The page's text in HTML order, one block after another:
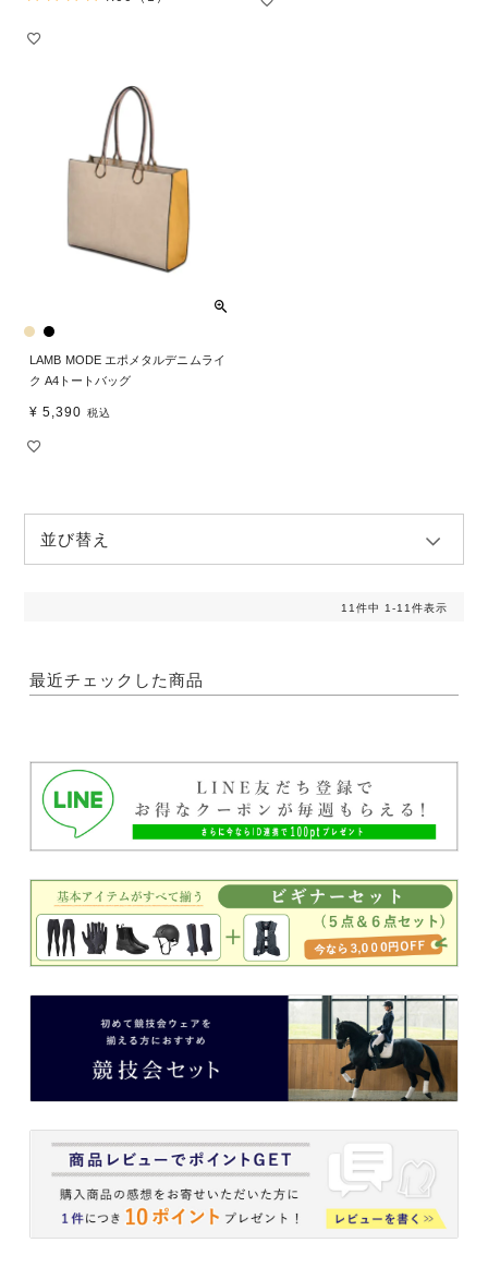
LAMB MODE エポメタルデニムライ
ク A4トートバッグ
¥ 5,390 税込
並び替え
11 件中 1 -11 件表示
最近チェックした商品